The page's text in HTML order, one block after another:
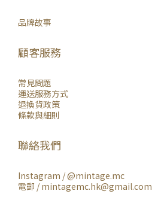
品牌故事
顧客服務
常見問題
運送服務方式
退換貨政策
條款與細則
聯絡我們
Instagram /@mintage.mc
電郵 / mintagemc.hk@gmail.com